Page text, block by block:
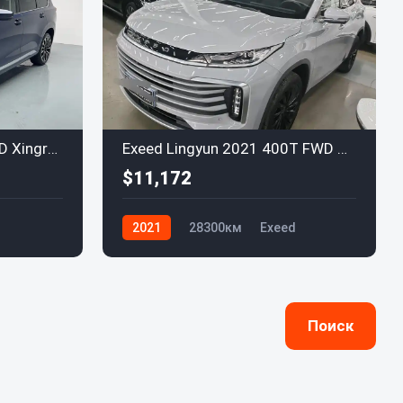
Exeed VX 2021 400T 2WD Xingrui Pro Edition 7-Seater Exeed Lingyun 2021 400T FWD Xingrui PRO
$11,172
2021 28300км Exeed
Поиск